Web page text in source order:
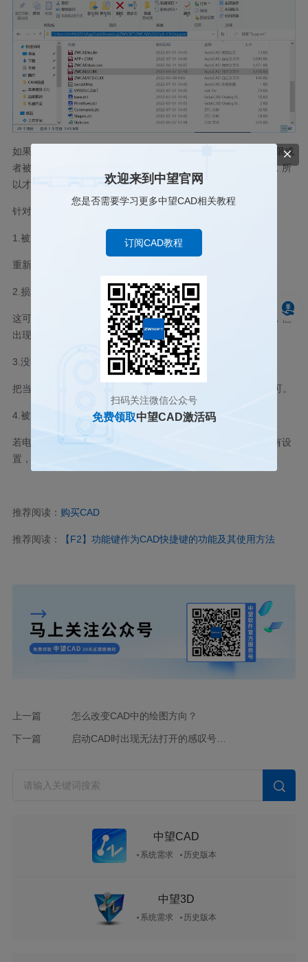
如果发现【ZWCAD.CUIX文件】有被加密、损坏、没有保存权限或
者被清理的情况，那么储存的工作界面的内容配置也就没有了，所
以才会出现明明调好配置但重启软件后又还原了。
针对这种情况有四种解决方法：
1.被加密
重新调整加密系统，取消加密【ZWCAD.CUIX】文件。
2.损坏
这可能是软件关闭异常或者其他软件对文件进行了篡改导致的，但
出现频率极低。
3.没有保存权限
把当前用户下的CAD用户配置支持路径的修改保存权限打开即可。
4.被清理
若电脑中安装了还原精灵类似的软件，电脑重启后就会还原所有设
置，可以检查一下电脑是否存在这种软件。
推荐阅读： 购买CAD
推荐阅读： 【F2】功能键作为CAD快捷键的功能及其使用方法
上一篇 怎么改变CAD中的绘图方向？
下一篇 启动CAD时出现无法打开的感叹号弹窗提示时，应该采取什么措施呢？
中望CAD
系统需求 历史版本
中望3D
系统需求 历史版本
欢迎来到中望官网
您是否需要学习更多中望CAD相关教程
订阅CAD教程
扫码关注微信公众号
免费领取中望CAD激活码